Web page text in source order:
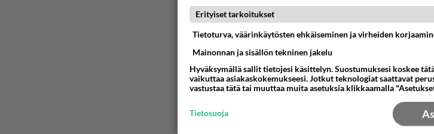
https://www.youtube.com/live/
P.S.
Voit myös lukea vaihtoehtoista totuutta
Äänestä
Erityiset tarkoitukset
Tietoturva, väärinkäytösten ehkäiseminen ja virheiden
Mainonnan ja sisällön tekninen jakelu
Hyväksymällä sallit tietojesi käsittelyn. Suostumuksesi koskee
vaikuttaa asiakaskokemukseesi. Jotkut teknologiat saattavat
vastustaa tätä tai muuttaa muita asetuksia klikkaamalla
Tietosuoja